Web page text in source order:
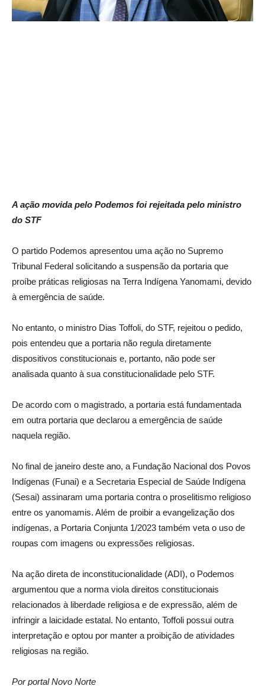
A ação movida pelo Podemos foi rejeitada pelo ministro
do STF
O partido Podemos apresentou uma ação no Supremo
Tribunal Federal solicitando a suspensão da portaria que
proíbe práticas religiosas na Terra Indígena Yanomami, devido
à emergência de saúde.
No entanto, o ministro Dias Toffoli, do STF, rejeitou o pedido,
pois entendeu que a portaria não regula diretamente
dispositivos constitucionais e, portanto, não pode ser
analisada quanto à sua constitucionalidade pelo STF.
De acordo com o magistrado, a portaria está fundamentada
em outra portaria que declarou a emergência de saúde
naquela região.
No final de janeiro deste ano, a Fundação Nacional dos Povos
Indígenas (Funai) e a Secretaria Especial de Saúde Indígena
(Sesai) assinaram uma portaria contra o proselitismo religioso
entre os yanomamis. Além de proibir a evangelização dos
indígenas, a Portaria Conjunta 1/2023 também veta o uso de
roupas com imagens ou expressões religiosas.
Na ação direta de inconstitucionalidade (ADI), o Podemos
argumentou que a norma viola direitos constitucionais
relacionados à liberdade religiosa e de expressão, além de
infringir a laicidade estatal. No entanto, Toffoli possui outra
interpretação e optou por manter a proibição de atividades
religiosas na região.
Por portal Novo Norte